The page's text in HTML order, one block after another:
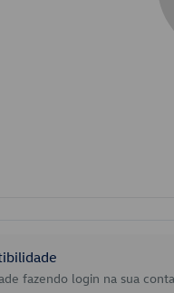
fazendo login na sua